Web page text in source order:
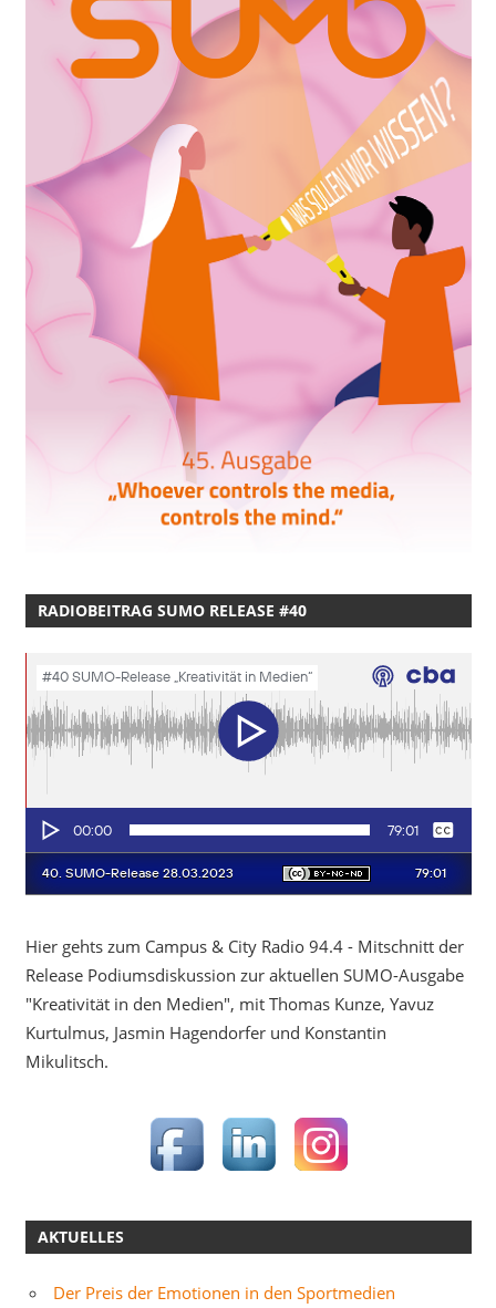
RADIOBEITRAG SUMO RELEASE #40
Hier gehts zum Campus & City Radio 94.4 - Mitschnitt der
Release Podiumsdiskussion zur aktuellen SUMO-Ausgabe
"Kreativität in den Medien", mit Thomas Kunze, Yavuz
Kurtulmus, Jasmin Hagendorfer und Konstantin
Mikulitsch.
AKTUELLES
Der Preis der Emotionen in den Sportmedien